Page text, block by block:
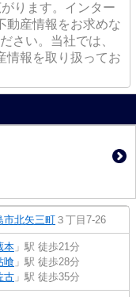
ります。インター
動産情報をお求めな
さい。当社では、
情報を取り扱ってお
市北矢三町 ３丁目7-26
本 」駅 徒歩21分
喰 」駅 徒歩28分
古 」駅 徒歩35分